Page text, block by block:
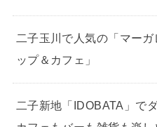
二子玉川で人気の「マー
ップ＆カフェ」
二子新地「IDOBATA」で